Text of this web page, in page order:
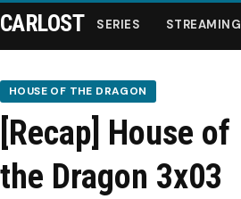
Series
Streaming
CARLOST SERIES STREAMING
HOUSE OF THE DRAGON
[Recap] House of
the Dragon 3x03